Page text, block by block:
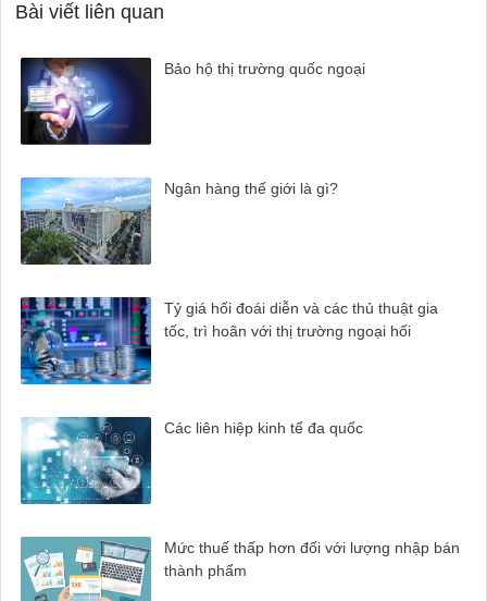
Bài viết liên quan
Bảo hộ thị trường quốc ngoại
Ngân hàng thế giới là gì?
Tỷ giá hối đoái diễn và các thủ thuật gia
tốc, trì hoãn với thị trường ngoại hối
Các liên hiệp kinh tế đa quốc
Mức thuế thấp hơn đối với lượng nhập bán
thành phẩm